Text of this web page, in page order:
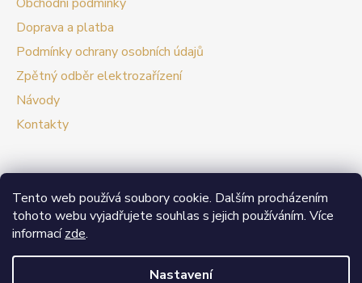
Tento web používá soubory cookie. Dalším procházením
tohoto webu vyjadřujete souhlas s jejich používáním. Více
informacízde.
Nastavení
Obchodní podmínky
Doprava a platba
Podmínky ochrany osobních údajů
Zpětný odběr elektrozařízení
Návody
Kontakty
Prezentační web Smart vypínače
V případě zájmu o velkoobchodní spolupráci nás
neváhejte kontaktovat.